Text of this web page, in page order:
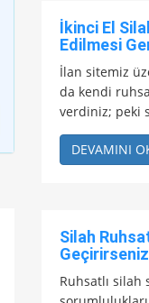
İkinci El
Edilmesi
İlan sitemiz
da kendi
verdiniz; peki
DEVAMINI
Silah
Ruhsatlı silah